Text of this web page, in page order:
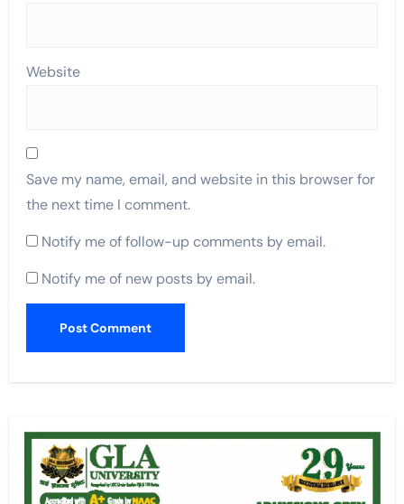
Website
Save my name, email, and website in this browser for
the next time I comment.
Notify me of follow-up comments by email.
Notify me of new posts by email.